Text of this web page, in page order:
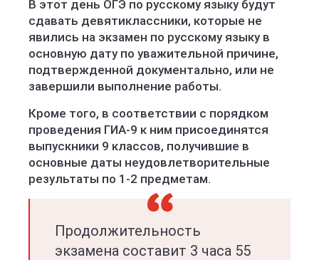
В этот день ОГЭ по русскому языку будут
сдавать девятиклассники, которые не
явились на экзамен по русскому языку в
основную дату по уважительной причине,
подтвержденной документально, или не
завершили выполнение работы.
Кроме того, в соответствии с порядком
проведения ГИА-9 к ним присоединятся
выпускники 9 классов, получившие в
основные даты неудовлетворительные
результаты по 1-2 предметам.
Продолжительность
экзамена составит 3 часа 55